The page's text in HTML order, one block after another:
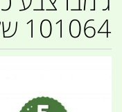
101064 של חגור קמפינג לייף